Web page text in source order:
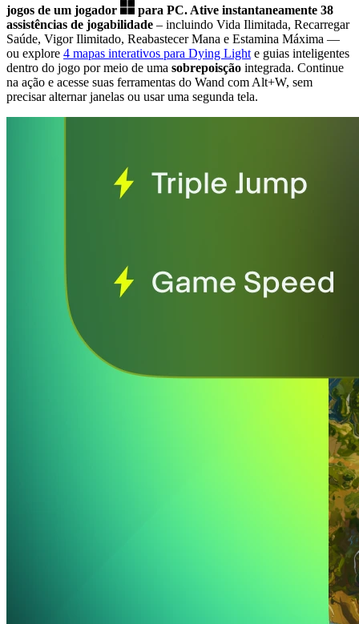
jogos de um jogador
para PC. Ative instantaneamente 38
assistências de jogabilidade – incluindo Vida Ilimitada, Recarregar
Saúde, Vigor Ilimitado, Reabastecer Mana e Estamina Máxima —
ou explore 4 mapas interativos para Dying Light e guias inteligentes
dentro do jogo por meio de uma sobrepoisção integrada. Continue
na ação e acesse suas ferramentas do Wand com Alt+W, sem
precisar alternar janelas ou usar uma segunda tela.